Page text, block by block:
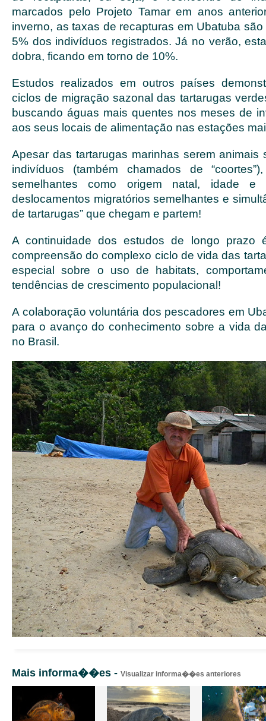
marcados pelo Projeto Tamar em anos
inverno, as taxas de recapturas em Ubatuba
5% dos indivíduos registrados. Já no verão,
dobra, ficando em torno de 10%.
Estudos realizados em outros países
ciclos de migração sazonal das tartarugas
buscando águas mais quentes nos meses de
aos seus locais de alimentação nas estações
Apesar das tartarugas marinhas serem animais
indivíduos (também chamados de
semelhantes como origem natal, idade e
deslocamentos migratórios semelhantes e
de tartarugas” que chegam e partem!
A continuidade dos estudos de longo prazo
compreensão do complexo ciclo de vida das
especial sobre o uso de habitats,
tendências de crescimento populacional!
A colaboração voluntária dos pescadores em
para o avanço do conhecimento sobre a vida
no Brasil.
Mais informa��es - Visualizar informa��es anteriores